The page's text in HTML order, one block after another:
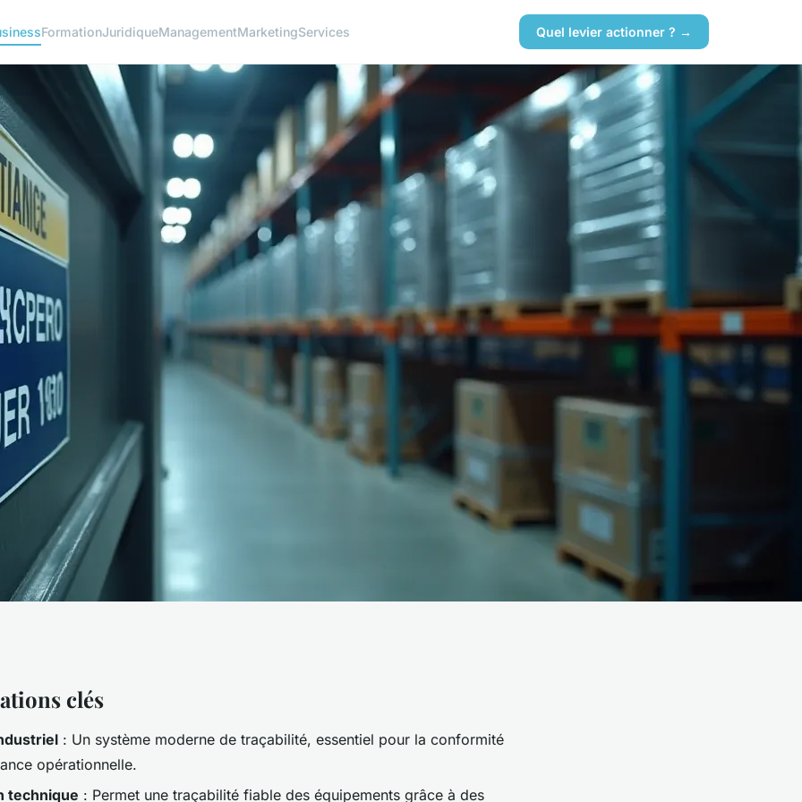
FormationJuridiqueManagementMarketingServices Quel levier actionner ? →
pour améliorer
clés
: Un système moderne de traçabilité, essentiel pour la conformité
opérationnelle.
technique : Permet une traçabilité fiable des équipements grâce à des